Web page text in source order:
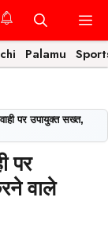
Palamu
पर उपायुक्त सख्त,
पर
वाले